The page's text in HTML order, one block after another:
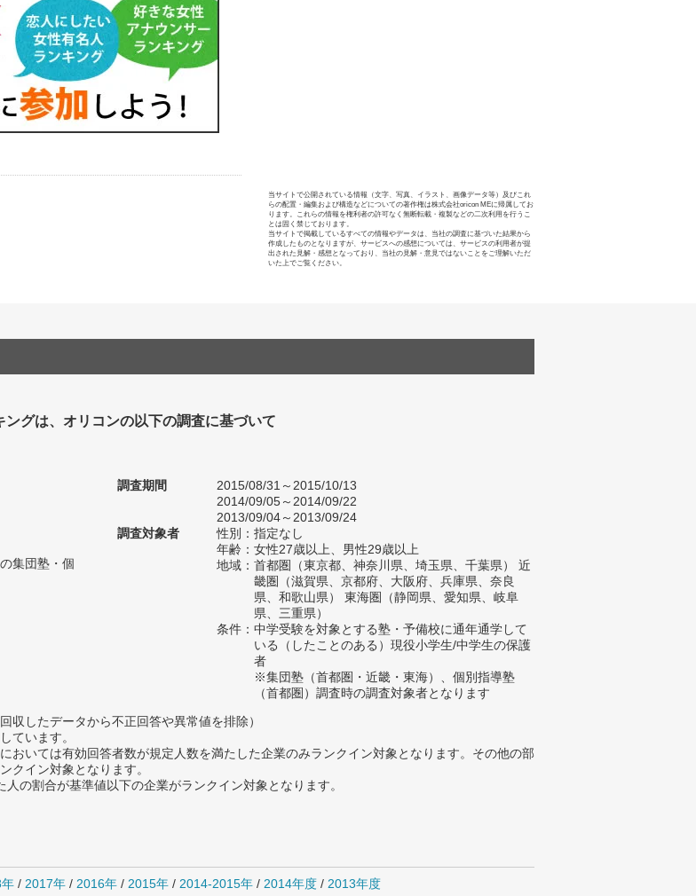
当サイトで公開されている情報（文字、写真、イラスト、画像データ等）及びこれ
らの配置・編集および構造などについての著作権は株式会社oricon MEに帰属してお
ります。これらの情報を権利者の許可なく無断転載・複製などの二次利用を行うこ
とは固く禁じております。
当サイトで掲載しているすべての情報やデータは、当社の調査に基づいた結果から
作成したものとなりますが、サービスへの感想については、サービスの利用者が提
出された見解・感想となっており、当社の見解・意見ではないことをご理解いただ
いた上でご覧ください。
グは、オリコンの以下の調査に基づいて
集団塾・個
調査期間
2015/08/31～2015/10/13
2014/09/05～2014/09/22
2013/09/04～2013/09/24
調査対象者
性別：指定なし
年齢：女性27歳以上、男性29歳以上
地域：首都圏（東京都、神奈川県、埼玉県、千葉県） 近
畿圏（滋賀県、京都府、大阪府、兵庫県、奈良
県、和歌山県） 東海圏（静岡県、愛知県、岐阜
県、三重県）
条件：中学受験を対象とする塾・予備校に通年通学して
いる（したことのある）現役小学生/中学生の保護
者
※集団塾（首都圏・近畿・東海）、個別指導塾
（首都圏）調査時の調査対象者となります
したデータから不正回答や異常値を排除）
ています。
いては有効回答者数が規定人数を満たした企業のみランクイン対象となります。その他の部
クイン対象となります。
の割合が基準値以下の企業がランクイン対象となります。
/ 2017年 / 2016年 / 2015年 / 2014-2015年 / 2014年度 / 2013年度